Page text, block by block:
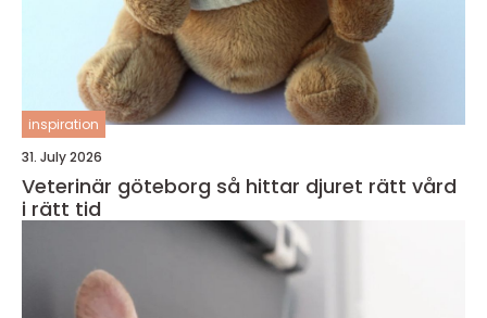
inspiration
31. July 2026
Veterinär göteborg så hittar djuret rätt vård
i rätt tid